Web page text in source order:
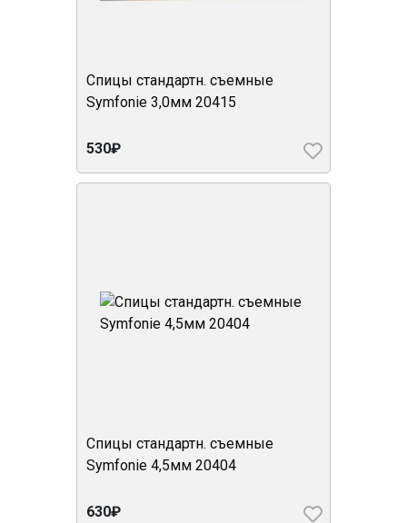
Спицы стандартн. съемные
Symfonie 3,0мм 20415
530₽
Спицы стандартн. съемные
Symfonie 4,5мм 20404
630₽